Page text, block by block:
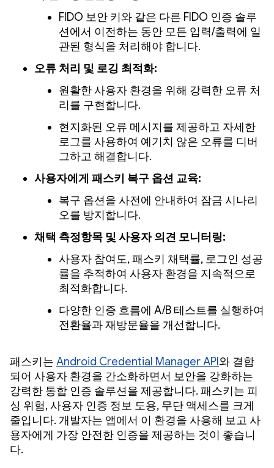
FIDO 보안 키와 같은 다른 FIDO 인증 솔루
션에서 이전하는 동안 모든 입력/출력에 일
관된 형식을 처리해야 합니다.
오류 처리 및 로깅 최적화:
원활한 사용자 환경을 위해 강력한 오류 처
리를 구현합니다.
현지화된 오류 메시지를 제공하고 자세한
로그를 사용하여 예기치 않은 오류를 디버
그하고 해결합니다.
사용자에게 패스키 복구 옵션 교육:
복구 옵션을 사전에 안내하여 잠금 시나리
오를 방지합니다.
채택 측정항목 및 사용자 의견 모니터링:
사용자 참여도, 패스키 채택률, 로그인 성공
률을 추적하여 사용자 환경을 지속적으로
최적화합니다.
다양한 인증 흐름에 A/B 테스트를 실행하여
전환율과 재방문율을 개선합니다.
패스키는 Android Credential Manager API와 결합
되어 사용자 환경을 간소화하면서 보안을 강화하는
강력한 통합 인증 솔루션을 제공합니다. 패스키는 피
싱 위험, 사용자 인증 정보 도용, 무단 액세스를 크게
줄입니다. 개발자는 앱에서 이 환경을 사용해 보고 사
용자에게 가장 안전한 인증을 제공하는 것이 좋습니
다.